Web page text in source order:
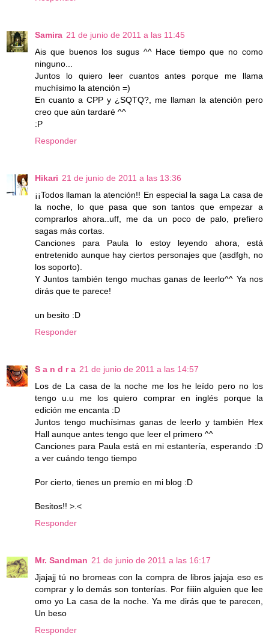
Samira 21 de junio de 2011 a las 11:45
Ais que buenos los sugus ^^ Hace tiempo que no como
ninguno...
Juntos lo quiero leer cuantos antes porque me llama
muchísimo la atención =)
En cuanto a CPP y ¿SQTQ?, me llaman la atención pero
creo que aún tardaré ^^
:P
Responder
Hikari 21 de junio de 2011 a las 13:36
¡¡Todos llaman la atención!! En especial la saga La casa de
la noche, lo que pasa que son tantos que empezar a
comprarlos ahora..uff, me da un poco de palo, prefiero
sagas más cortas.
Canciones para Paula lo estoy leyendo ahora, está
entretenido aunque hay ciertos personajes que (asdfgh, no
los soporto).
Y Juntos también tengo muchas ganas de leerlo^^ Ya nos
dirás que te parece!
un besito :D
Responder
S a n d r a 21 de junio de 2011 a las 14:57
Los de La casa de la noche me los he leído pero no los
tengo u.u me los quiero comprar en inglés porque la
edición me encanta :D
Juntos tengo muchísimas ganas de leerlo y también Hex
Hall aunque antes tengo que leer el primero ^^
Canciones para Paula está en mi estantería, esperando :D
a ver cuándo tengo tiempo
Por cierto, tienes un premio en mi blog :D
Besitos!! >.<
Responder
Mr. Sandman 21 de junio de 2011 a las 16:17
Jjajajj tú no bromeas con la compra de libros jajaja eso es
comprar y lo demás son tonterías. Por fiiiin alguien que lee
omo yo La casa de la noche. Ya me dirás que te parecen,
Un beso
Responder